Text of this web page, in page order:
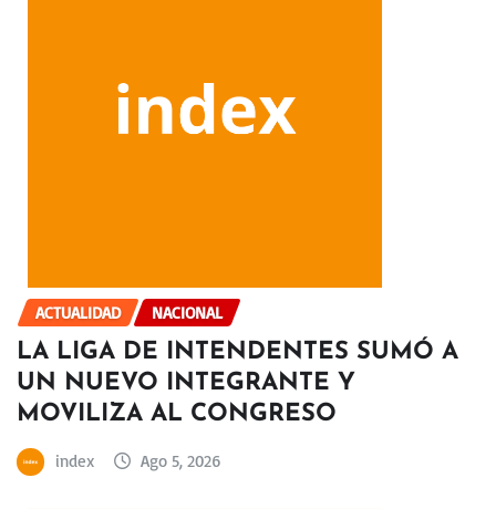
ACTUALIDAD NACIONAL
LA LIGA DE INTENDENTES SUMÓ A
UN NUEVO INTEGRANTE Y
MOVILIZA AL CONGRESO
index Ago 5, 2026